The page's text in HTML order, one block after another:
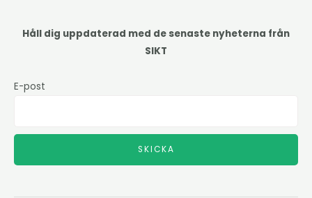
Håll dig uppdaterad med de senaste nyheterna från
SIKT
E-post
SKICKA